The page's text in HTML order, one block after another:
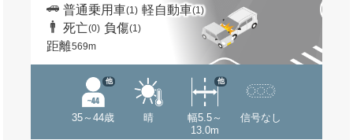
普通乗用車(1) 軽自動車(1)
死亡(0) 負傷(1)
距離569m
35～44歳
他
晴
幅5.5～
13.0m
他
信号なし